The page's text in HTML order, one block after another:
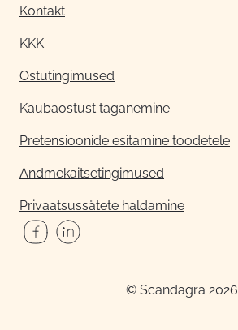
Kontakt
KKK
Ostutingimused
Kaubaostust taganemine
Pretensioonide esitamine toodetele
Andmekaitsetingimused
Privaatsussätete haldamine
© Scandagra 2026